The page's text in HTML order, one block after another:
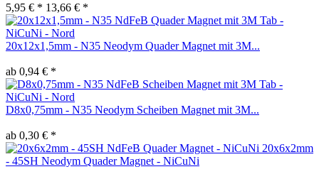
5,95 € * 13,66 € *
20x12x1,5mm - N35 Neodym Quader Magnet mit 3M...
ab 0,94 € *
D8x0,75mm - N35 Neodym Scheiben Magnet mit 3M...
ab 0,30 € *
20x6x2mm
- 45SH Neodym Quader Magnet - NiCuNi